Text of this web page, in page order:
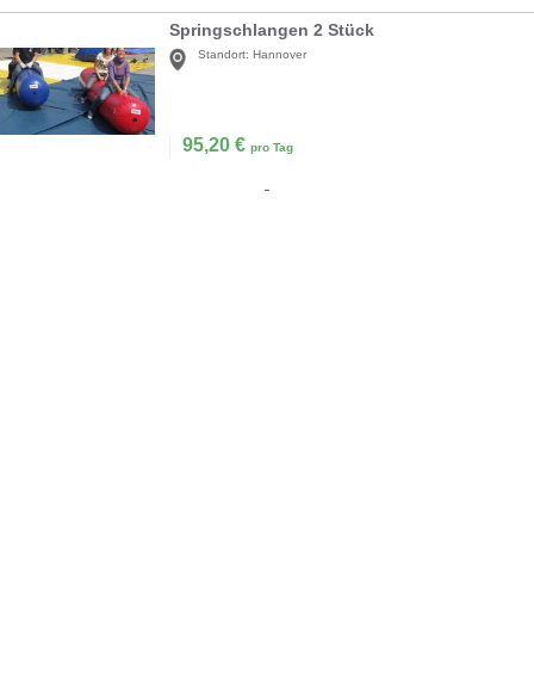
Springschlangen 2 Stück
Standort: Hannover
95,20 € pro Tag